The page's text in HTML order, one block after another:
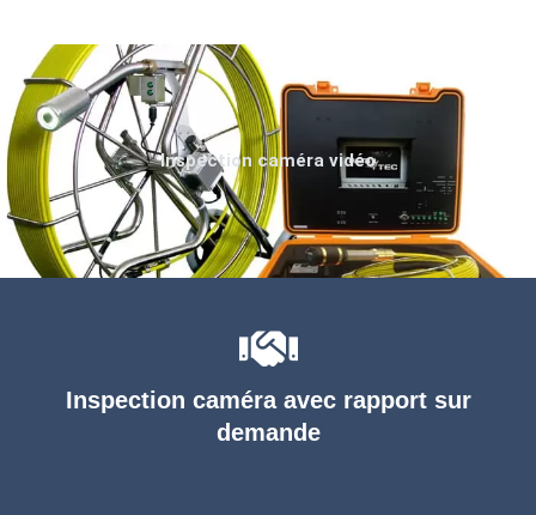
Inspection caméra avec rapport sur
demande
Inspection caméra vidéo